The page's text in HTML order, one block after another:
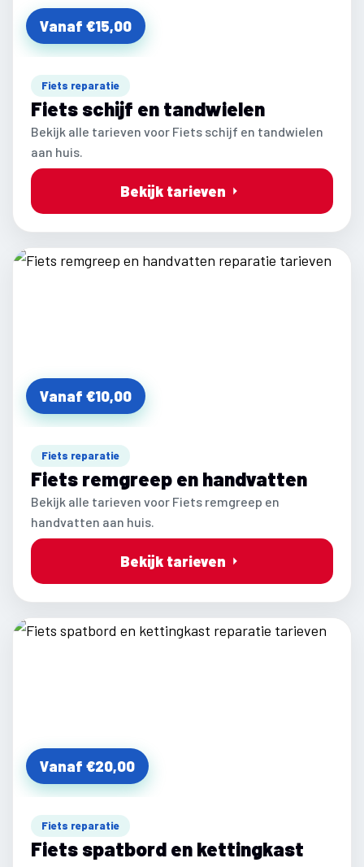
Vanaf €15,00
Fiets reparatie
Fiets schijf en tandwielen
Bekijk alle tarieven voor Fiets schijf en tandwielen
aan huis.
Bekijk tarieven
Vanaf €10,00
Fiets reparatie
Fiets remgreep en handvatten
Bekijk alle tarieven voor Fiets remgreep en
handvatten aan huis.
Bekijk tarieven
Vanaf €20,00
Fiets reparatie
Fiets spatbord en kettingkast